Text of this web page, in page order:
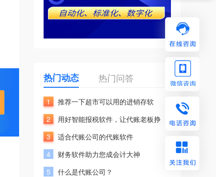
热门动态 热门问答
1
推荐一下超市可以用的进销存软
2
用好智能报税软件，让代账老板挣
3
适合代账公司的代账软件
4
财务软件助力您成会计大神
5
什么是代账公司？